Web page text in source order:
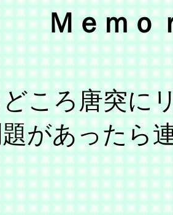
Ｍｅｍｏ
ころ唐突に
があったら